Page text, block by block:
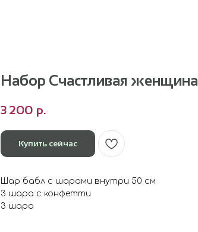
Набор Счастливая женщина
3 200 р.
Купить сейчас
Шар бабл с шарами внутри 50 см
3 шара с конфетти
3 шара